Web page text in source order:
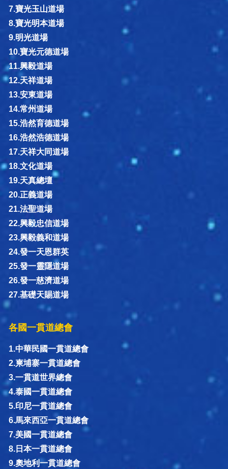
7.寶光玉山道場
8.寶光明本道場
9.明光道場
10.寶光元德道場
11.興毅道場
12.天祥道場
13.安東道場
14.常州道場
15.浩然育德道場
16.浩然浩德道場
17.天祥大同道場
18.文化道場
19.天真總壇
20.正義道場
21.法聖道場
22.興毅忠信道場
23.興毅義和道場
24.發一天恩群英
25.發一靈隱道場
26.發一慈濟道場
27.基礎天賜道場
各國一貫道總會
1.中華民國一貫道總會
2.柬埔寨一貫道總會
3.一貫道世界總會
4.泰國一貫道總會
5.印尼一貫道總會
6.馬來西亞一貫道總會
7.美國一貫道總會
8.日本一貫道總會
9.奧地利一貫道總會